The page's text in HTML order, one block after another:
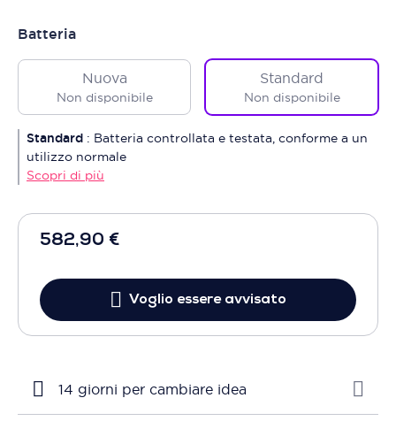
582,90 €
Voglio essere avvisato
Batteria
Nuova
Non disponibile
Standard
Non disponibile
Standard : Batteria controllata e testata, conforme a un
utilizzo normale
Scopri di più
14 giorni per cambiare idea